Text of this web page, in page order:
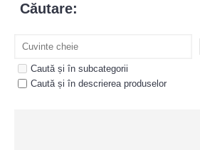
Căutare:
Caută și în subcategorii
Caută și în descrierea produselor